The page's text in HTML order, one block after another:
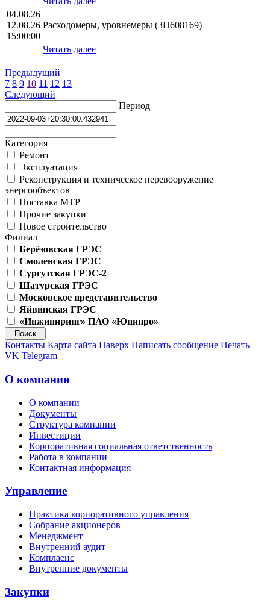
04.08.26
12.08.26
15:00:00
Расходомеры, уровнемеры (ЗП608169)
Читать далее
Предыдущий
7 8 9 10 11 12 13
Следующий
Период
Категория
Ремонт
Эксплуатация
Реконструкция и техническое перевооружение
энергообъектов
Поставка МТР
Прочие закупки
Новое строительство
Филиал
Берёзовская ГРЭС
Смоленская ГРЭС
Сургутская ГРЭС-2
Шатурская ГРЭС
Московское представительство
Яйвинская ГРЭС
«Инжиниринг» ПАО «Юнипро»
Контакты Карта сайта Наверх Написать сообщение Печать
VK Telegram
О компании
О компании
Документы
Структура компании
Инвестиции
Корпоративная социальная ответственность
Работа в компании
Контактная информация
Управление
Практика корпоративного управления
Собрание акционеров
Менеджмент
Внутренний аудит
Комплаенс
Внутренние документы
Закупки